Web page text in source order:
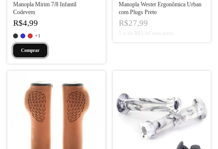
Manopla Mirim 7/8 Infantil
Codevem
R$4,99
+1
Comprar
Manopla Wester Ergonômica Urban
com Plugs Preto
R$27,99
5 x R$5,60 sem juros